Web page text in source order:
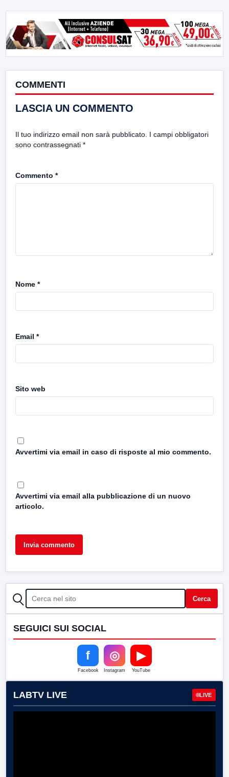
COMMENTI
LASCIA UN COMMENTO
Il tuo indirizzo email non sarà pubblicato. I campi obbligatori
sono contrassegnati *
Commento *
Nome *
Email *
Sito web
Avvertimi via email in caso di risposte al mio commento.
Avvertimi via email alla pubblicazione di un nuovo
articolo.
CERCA Cerca
SEGUICI SUI SOCIAL
f
Facebook
◎
Instagram
▶
YouTube
LABTV LIVE LIVE